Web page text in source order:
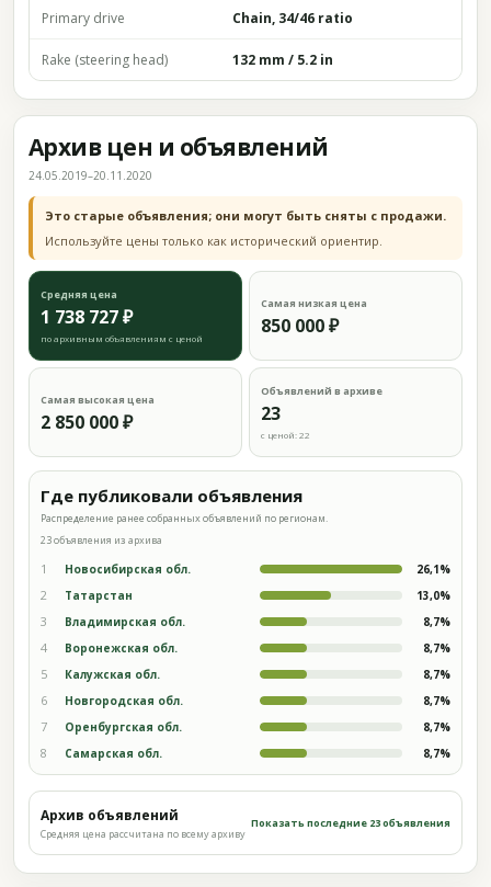
Primary drive Chain, 34/46 ratio
Rake (steering head) 132 mm / 5.2 in
Архив цен и объявлений
24.05.2019–20.11.2020
Это старые объявления; они могут быть сняты с продажи.
Используйте цены только как исторический ориентир.
Средняя цена
1 738 727 ₽
по архивным объявлениям с ценой
Самая низкая цена
850 000 ₽
Самая высокая цена
2 850 000 ₽
Объявлений в архиве
23
с ценой: 22
Где публиковали объявления
Распределение ранее собранных объявлений по регионам.
23 объявления из архива
1 Новосибирская обл. 26,1%
2 Татарстан 13,0%
3 Владимирская обл. 8,7%
4 Воронежская обл. 8,7%
5 Калужская обл. 8,7%
6 Новгородская обл. 8,7%
7 Оренбургская обл. 8,7%
8 Самарская обл. 8,7%
Архив объявлений
Средняя цена рассчитана по всему архиву
Показать последние 23 объявления